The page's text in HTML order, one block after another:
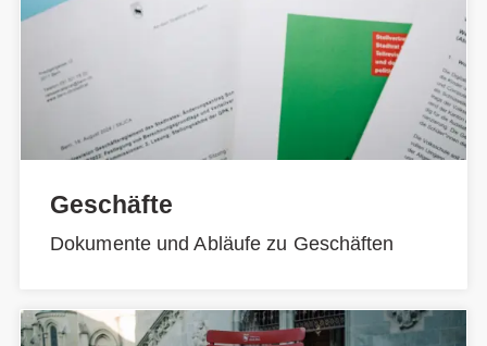
Geschäfte
Dokumente und Abläufe zu Geschäften